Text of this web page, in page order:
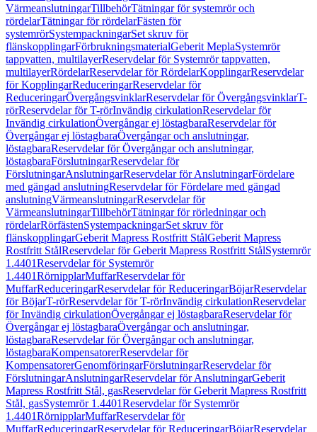
VärmeanslutningarTillbehörTätningar för systemrör och
rördelarTätningar för rördelarFästen för
systemrörSystempackningarSet skruv för
flänskopplingarFörbrukningsmaterialGeberit MeplaSystemrör
tappvatten, multilayerReservdelar för Systemrör tappvatten,
multilayerRördelarReservdelar för RördelarKopplingarReservdelar
för KopplingarReduceringarReservdelar för
ReduceringarÖvergångsvinklarReservdelar för ÖvergångsvinklarT-
rörReservdelar för T-rörInvändig cirkulationReservdelar för
Invändig cirkulationÖvergångar ej löstagbaraReservdelar för
Övergångar ej löstagbaraÖvergångar och anslutningar,
löstagbaraReservdelar för Övergångar och anslutningar,
löstagbaraFörslutningarReservdelar för
FörslutningarAnslutningarReservdelar för AnslutningarFördelare
med gängad anslutningReservdelar för Fördelare med gängad
anslutningVärmeanslutningarReservdelar för
VärmeanslutningarTillbehörTätningar för rörledningar och
rördelarRörfästenSystempackningarSet skruv för
flänskopplingarGeberit Mapress Rostfritt StålGeberit Mapress
Rostfritt StålReservdelar för Geberit Mapress Rostfritt StålSystemrör
1.4401Reservdelar för Systemrör
1.4401RörnipplarMuffarReservdelar för
MuffarReduceringarReservdelar för ReduceringarBöjarReservdelar
för BöjarT-rörReservdelar för T-rörInvändig cirkulationReservdelar
för Invändig cirkulationÖvergångar ej löstagbaraReservdelar för
Övergångar ej löstagbaraÖvergångar och anslutningar,
löstagbaraReservdelar för Övergångar och anslutningar,
löstagbaraKompensatorerReservdelar för
KompensatorerGenomföringarFörslutningarReservdelar för
FörslutningarAnslutningarReservdelar för AnslutningarGeberit
Mapress Rostfritt Stål, gasReservdelar för Geberit Mapress Rostfritt
Stål, gasSystemrör 1.4401Reservdelar för Systemrör
1.4401RörnipplarMuffarReservdelar för
MuffarReduceringarReservdelar för ReduceringarBöjarReservdelar